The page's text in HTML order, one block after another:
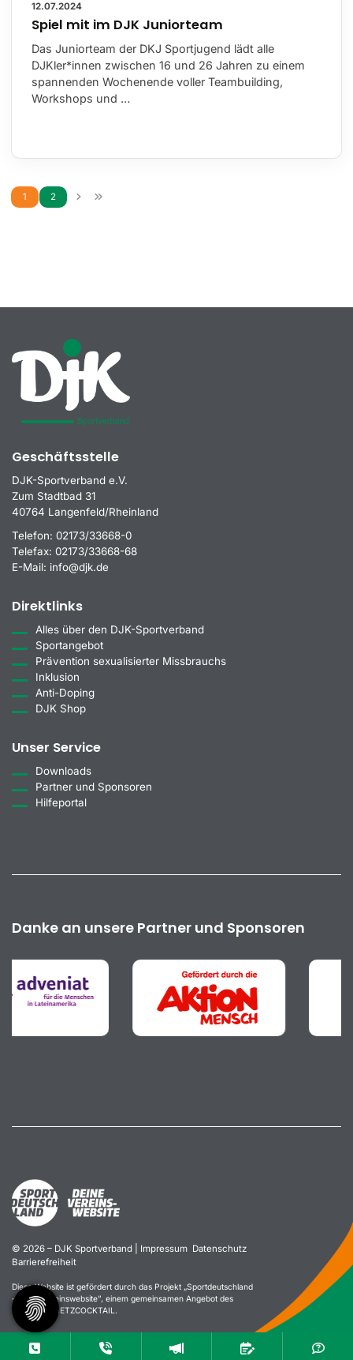
12.07.2024
Spiel mit im DJK Juniorteam
Das Juniorteam der DKJ Sportjugend lädt alle
DJKler*innen zwischen 16 und 26 Jahren zu einem
spannenden Wochenende voller Teambuilding,
Workshops und …
1 2
Geschäftsstelle
DJK-Sportverband e.V.
Zum Stadtbad 31
40764 Langenfeld/Rheinland
Telefon: 02173/33668-0
Telefax: 02173/33668-68
E-Mail: info@djk.de
Direktlinks
Alles über den DJK-Sportverband
Sportangebot
Prävention sexualisierter Missbrauchs
Inklusion
Anti-Doping
DJK Shop
Unser Service
Downloads
Partner und Sponsoren
Hilfeportal
Danke an unsere Partner und Sponsoren
© 2026 – DJK Sportverband | Impressum Datenschutz
Barrierefreiheit
Diese Website ist gefördert durch das Projekt „Sportdeutschland
– Deine Vereinswebsite”, einem gemeinsamen Angebot des
DOSB und NETZCOCKTAIL.